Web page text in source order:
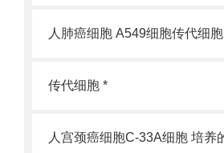
人肺癌细胞 A549细胞传代细胞
传代细胞 *